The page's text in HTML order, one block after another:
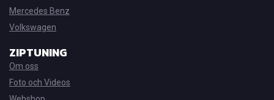
Mercedes Benz
Volkswagen
ZIPTUNING
Om oss
Foto och Videos